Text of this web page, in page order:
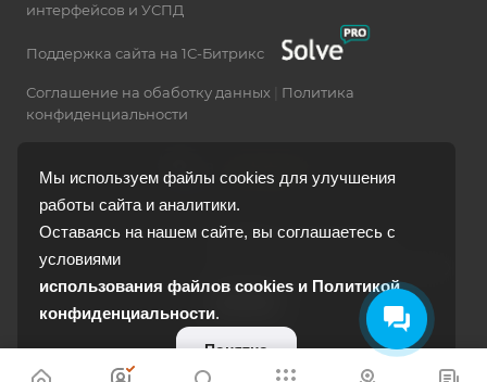
интерфейсов и УСПД
Поддержка сайта на 1С-Битрикс
Соглашение на обаботку данных
Политика
конфиденциальности
109387, г. Москва, ул.
Мы используем файлы cookies для улучшения
работы сайта и аналитики.
Оставаясь на нашем сайте, вы соглашаетесь с
условиями
использования файлов cookies и Политикой
конфиденциальности.
Понятно